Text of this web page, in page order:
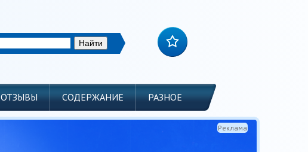
ОТЗЫВЫ СОДЕРЖАНИЕ РАЗНОЕ
Реклама